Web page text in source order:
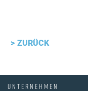
ZURÜCK
UNTERNEHMEN